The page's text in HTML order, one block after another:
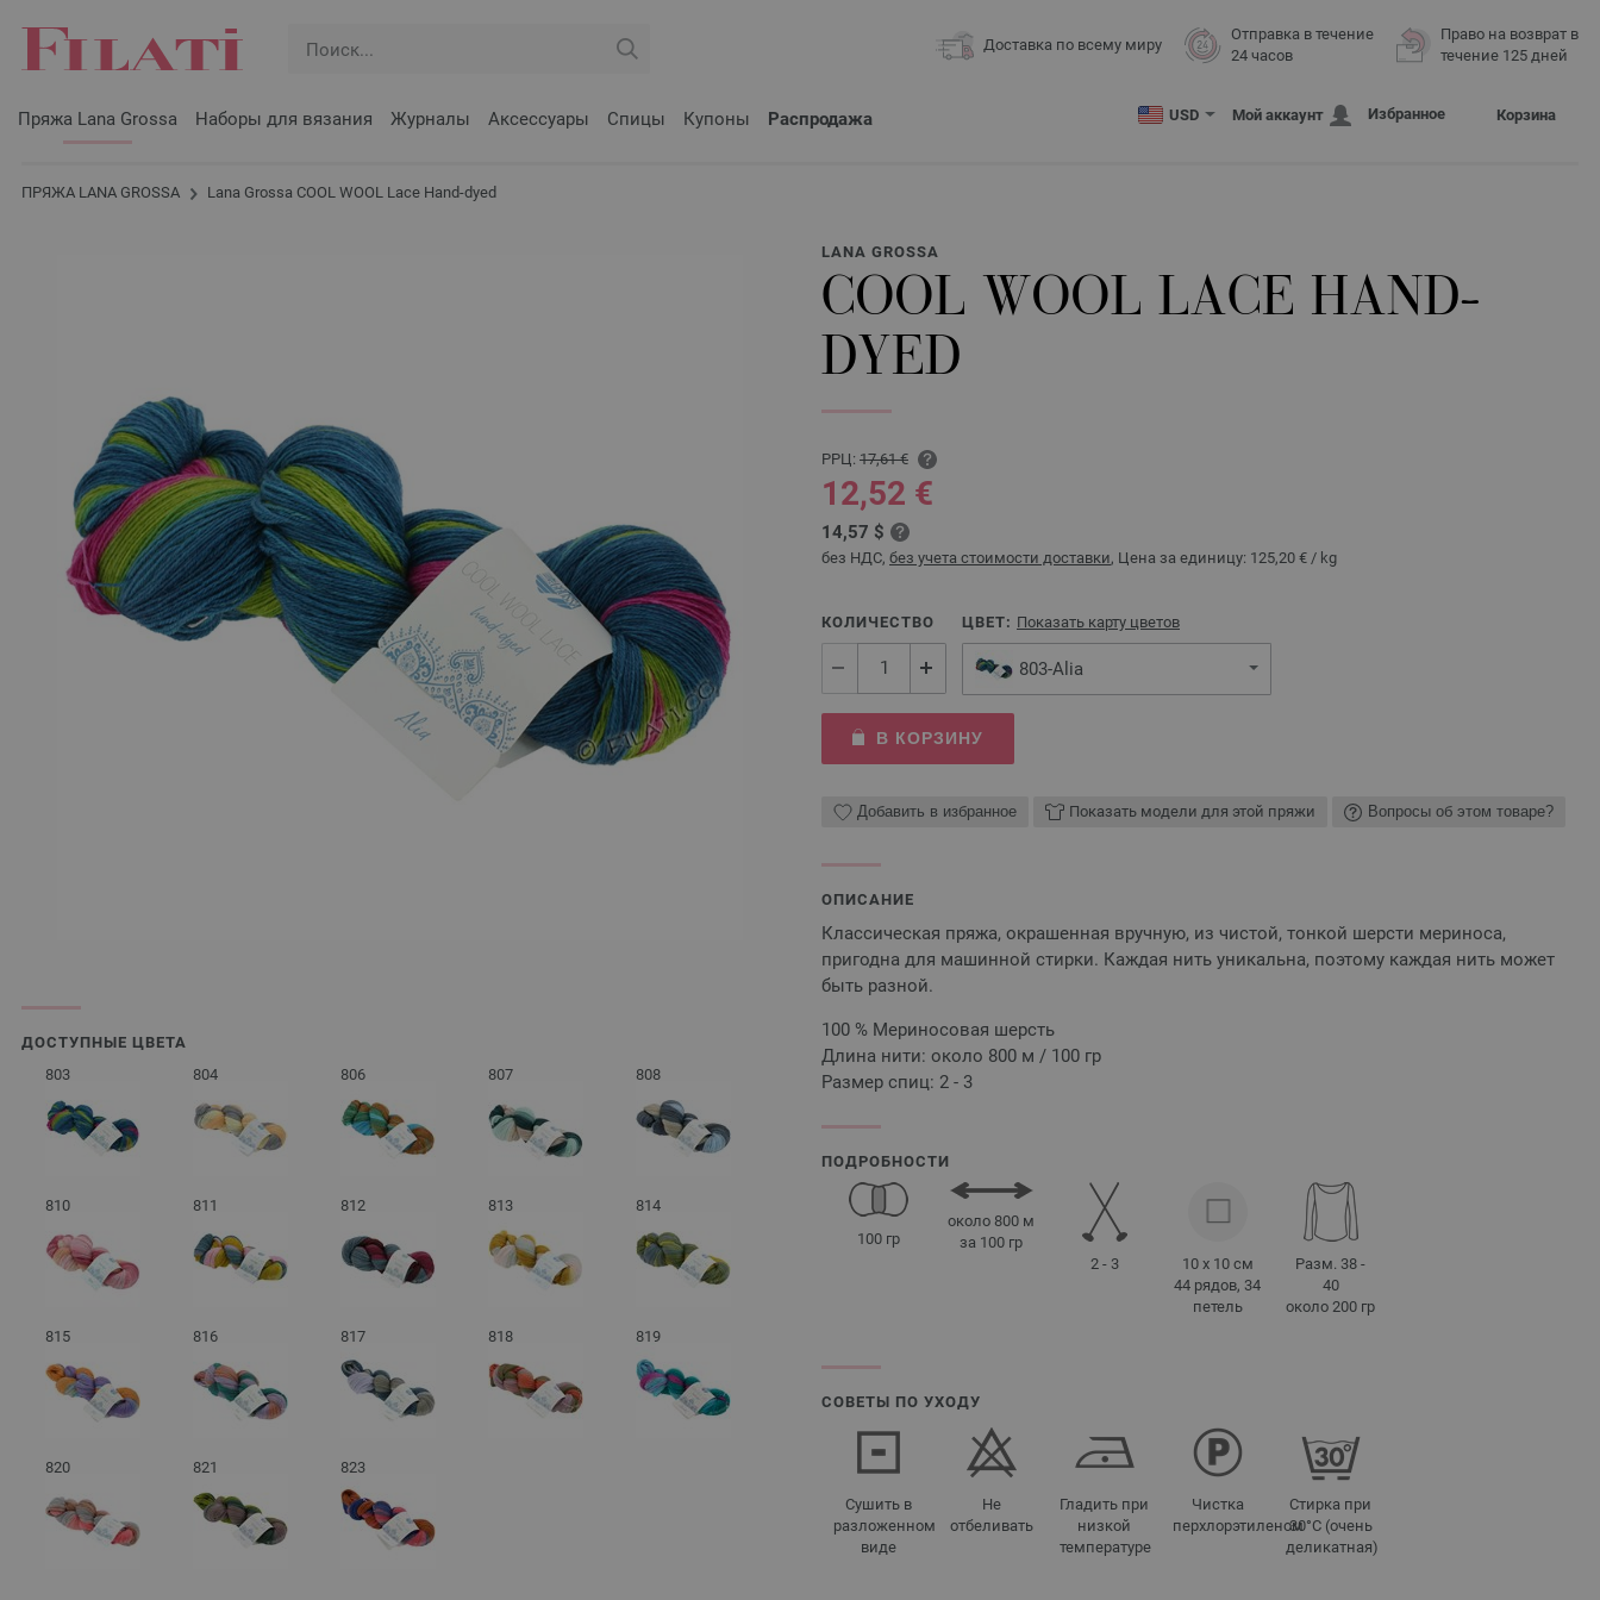
Доставка по всему миру
Отправка в течение
24 часов
Право на возврат в
течение 125 дней
Пряжа Lana Grossa Наборы для вязания Журналы Аксессуары Спицы Купоны Распродажа USD Мой аккаунт Избранное Корзина
ПРЯЖА LANA GROSSA Lana Grossa COOL WOOL Lace Hand-dyed
ДОСТУПНЫЕ ЦВЕТА
803
804 806 807 808
810 811 812 813 814
815 816 817 818 819
820 821 823
LANA GROSSA
COOL WOOL LACE HAND-
DYED
РРЦ: 17,61 €
12,52 €
14,57 $
без НДС, без учета стоимости доставки, Цена за единицу: 125,20 € / kg
КОЛИЧЕСТВО ЦВЕТ: Показать карту цветов
803-Alia
В КОРЗИНУ
Добавить в избранное Показать модели для этой пряжи Вопросы об этом товаре?
ОПИСАНИЕ
Классическая пряжа, окрашенная вручную, из чистой, тонкой шерсти мериноса,
пригодна для машинной стирки. Каждая нить уникальна, поэтому каждая нить может
быть разной.
100 % Мериносовая шерсть
Длина нити: около 800 м / 100 гр
Размер спиц: 2 - 3
ПОДРОБНОСТИ
100 гр
около 800 м
за 100 гр
2 - 3
10 x 10 см
44 рядов, 34
петель
Разм. 38 -
40
около 200 гр
СОВЕТЫ ПО УХОДУ
Сушить в
разложенном
виде
Не
отбеливать
Гладить при
низкой
температуре
Чистка
перхлорэтиленом
Стирка при
30°C (очень
деликатная)